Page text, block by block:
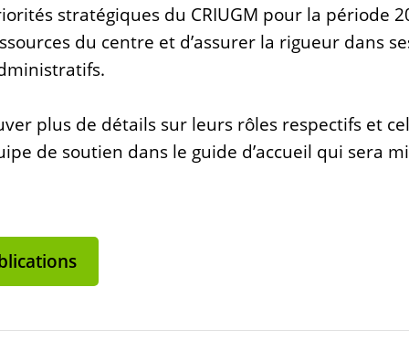
stratégiques du CRIUGM pour la période
du centre et d’assurer la rigueur dans
plus de détails sur leurs rôles respectifs et
de soutien dans le guide d’accueil qui sera